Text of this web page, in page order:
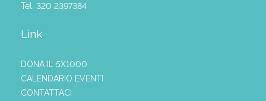
Tel. 320 2397384
Link
DONA IL 5X1000
CALENDARIO EVENTI
CONTATTACI